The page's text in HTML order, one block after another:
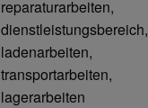
reparaturarbeiten,
dienstleistungsbereich,
ladenarbeiten,
transportarbeiten,
lagerarbeiten